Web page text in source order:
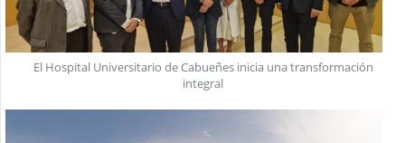
El Hospital Universitario de Cabueñes inicia una transformación
integral